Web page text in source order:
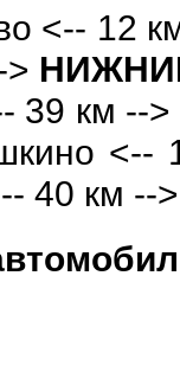
<-- 12
39 км --
<--
40 км --